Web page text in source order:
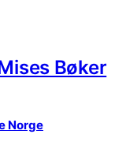
Bøker
Norge